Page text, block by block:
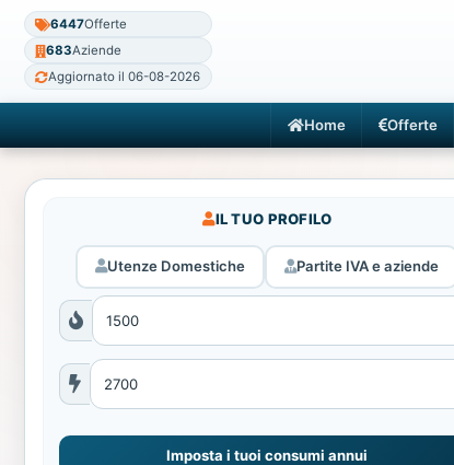
6447Offerte
683Aziende
Aggiornato il 06-08-2026
Home Offerte
IL TUO PROFILO
Utenze Domestiche Partite IVA e aziende
Imposta i tuoi consumi annui